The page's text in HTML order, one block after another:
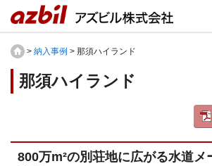
> 納入事例 > 那須ハイランド
那須ハイランド
800万m²の別荘地に広がる水道メ